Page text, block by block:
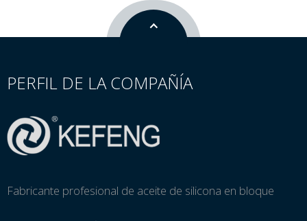
PERFIL DE LA COMPAÑÍA
Fabricante profesional de aceite de silicona en bloque